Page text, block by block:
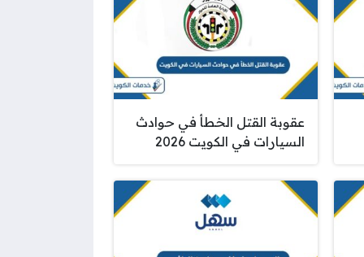
عقوبة القتل الخطأ في حوادث
السيارات في الكويت 2026